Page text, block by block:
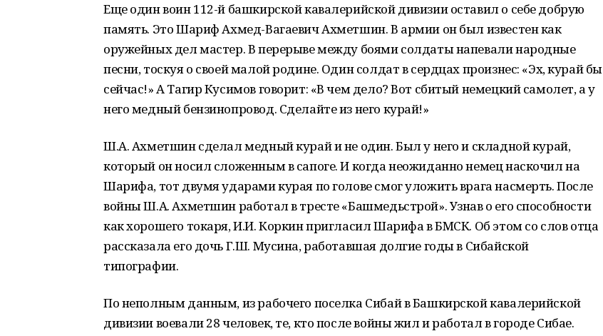
Еще один воин 112-й башкирской кавалерийской дивизии оставил о себе добрую
память. Это Шариф Ахмед-Вагаевич Ахметшин. В армии он был известен как
оружейных дел мастер. В перерыве между боями солдаты напевали народные
песни, тоскуя о своей малой родине. Один солдат в сердцах произнес: «Эх, курай бы
сейчас!» А Тагир Кусимов говорит: «В чем дело? Вот сбитый немецкий самолет, а у
него медный бензинопровод. Сделайте из него курай!»
Ш.А. Ахметшин сделал медный курай и не один. Был у него и складной курай,
который он носил сложенным в сапоге. И когда неожиданно немец наскочил на
Шарифа, тот двумя ударами курая по голове смог уложить врага насмерть. После
войны Ш.А. Ахметшин работал в тресте «Башмедьстрой». Узнав о его способности
как хорошего токаря, И.И. Коркин пригласил Шарифа в БМСК. Об этом со слов отца
рассказала его дочь Г.Ш. Мусина, работавшая долгие годы в Сибайской
типографии.
По неполным данным, из рабочего поселка Сибай в Башкирской кавалерийской
дивизии воевали 28 человек, те, кто после войны жил и работал в городе Сибае.